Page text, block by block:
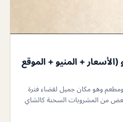
+ المنيو + الموقع
وهو مكان جميل لقضاء فترة
من المشروبات السخنة كالشاي